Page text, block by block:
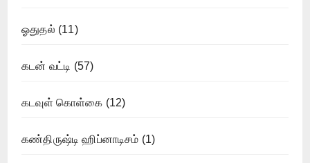
ஓதுதல் (11)
கடன் வட்டி (57)
கடவுள் கொள்கை (12)
கண்திருஷ்டி ஹிப்னாடிசம் (1)